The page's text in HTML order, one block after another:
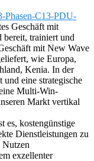
Phasen-C13-PDU-
Geschäft mit
bereit, trainiert und
mit New Wave
wie Europa,
Kenia. In der
eine strategische
Multi-Win-
Markt vertikal
es, kostengünstige
Dienstleistungen zu
Nutzen
exzellenter